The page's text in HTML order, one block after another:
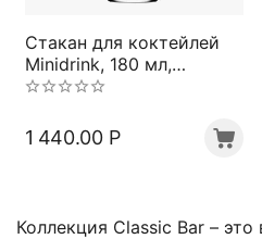
Коллекция Classic Bar –
Стакан для коктейлей
Minidrink, 180 мл,
прозрачный,
серия Classic Bar,
Spiegelau
1 440.00 Р